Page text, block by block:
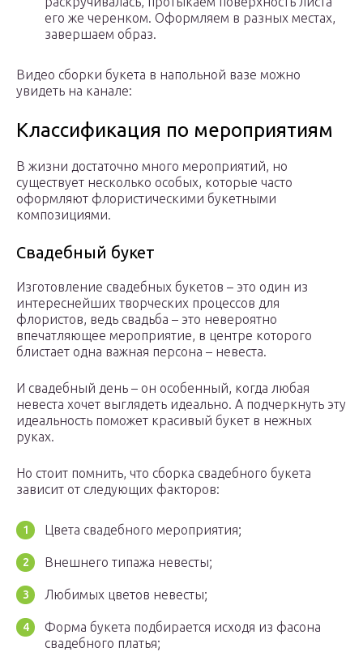
его же черенком. Оформляем в разных местах,
завершаем образ.
Видео сборки букета в напольной вазе можно
увидеть на канале:
Классификация по мероприятиям
В жизни достаточно много мероприятий, но
существует несколько особых, которые часто
оформляют флористическими букетными
композициями.
Свадебный букет
Изготовление свадебных букетов – это один из
интереснейших творческих процессов для
флористов, ведь свадьба – это невероятно
впечатляющее мероприятие, в центре которого
блистает одна важная персона – невеста.
И свадебный день – он особенный, когда любая
невеста хочет выглядеть идеально. А подчеркнуть эту
идеальность поможет красивый букет в нежных
руках.
Но стоит помнить, что сборка свадебного букета
зависит от следующих факторов:
Цвета свадебного мероприятия;
Внешнего типажа невесты;
Любимых цветов невесты;
Форма букета подбирается исходя из фасона
свадебного платья;